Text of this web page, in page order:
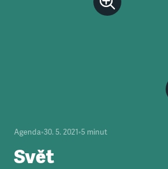
Agenda•30. 5. 2021•5 minut
Svět